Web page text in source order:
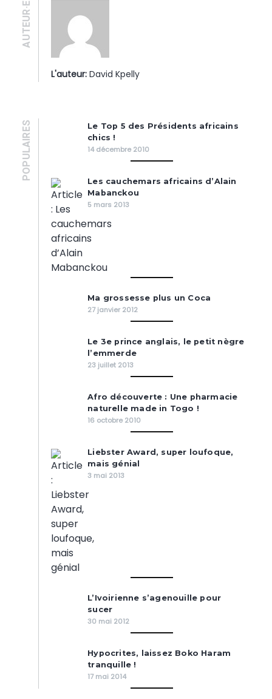
AUTEUR·E
L'auteur: David Kpelly
POPULAIRES
Le Top 5 des Présidents africains
chics !
14 décembre 2010
Les cauchemars africains d’Alain
Mabanckou
5 mars 2013
Ma grossesse plus un Coca
27 janvier 2012
Le 3e prince anglais, le petit nègre
l’emmerde
23 juillet 2013
Afro découverte : Une pharmacie
naturelle made in Togo !
16 octobre 2010
Liebster Award, super loufoque,
mais génial
3 mai 2013
L’Ivoirienne s’agenouille pour
sucer
30 mai 2012
Hypocrites, laissez Boko Haram
tranquille !
17 mai 2014